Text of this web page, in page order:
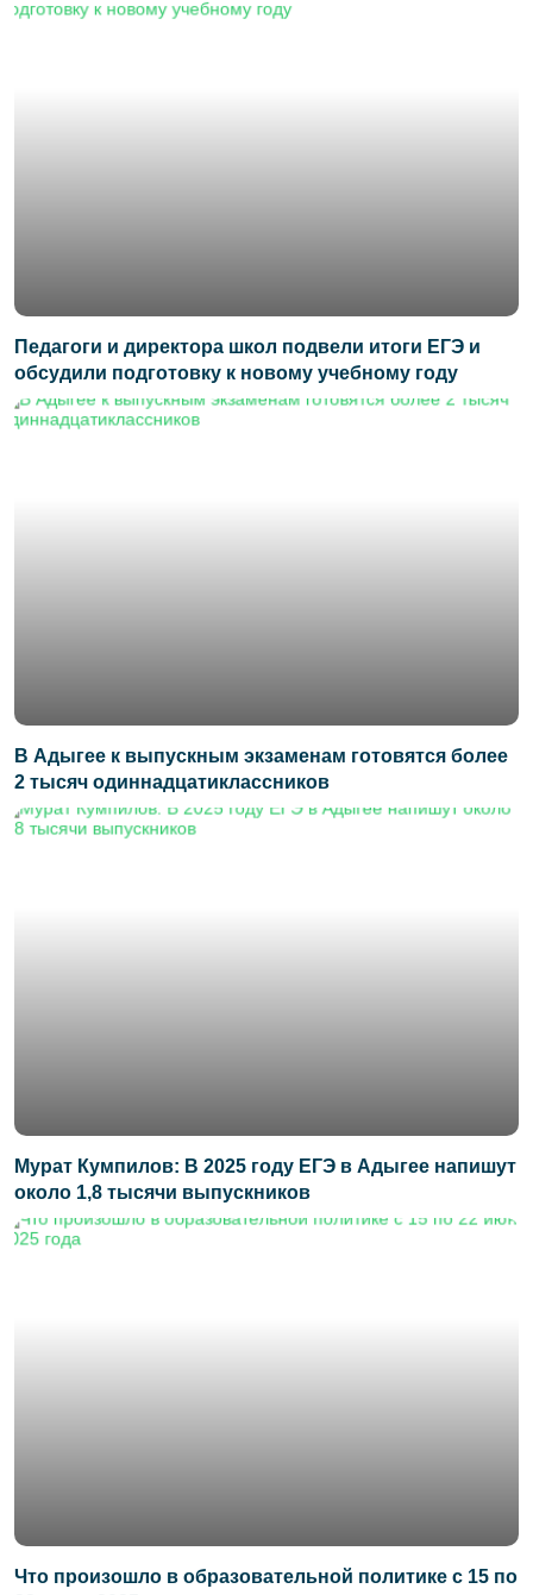
Педагоги и директора школ подвели итоги ЕГЭ и
обсудили подготовку к новому учебному году
В Адыгее к выпускным экзаменам готовятся более
2 тысяч одиннадцатиклассников
Мурат Кумпилов: В 2025 году ЕГЭ в Адыгее напишут
около 1,8 тысячи выпускников
Что произошло в образовательной политике с 15 по